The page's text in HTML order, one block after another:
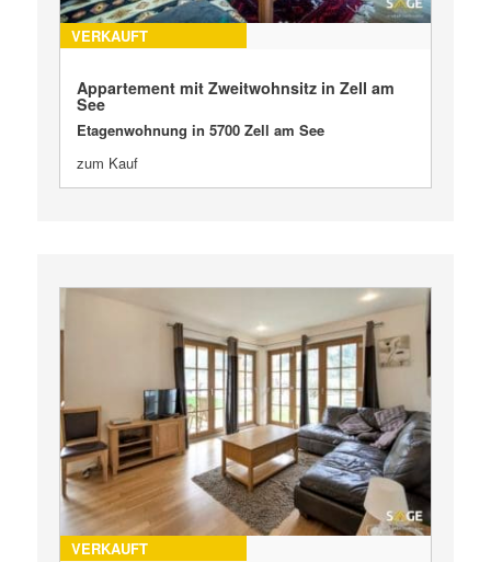
VERKAUFT
Appartement mit Zweitwohnsitz in Zell am
See
Etagenwohnung in 5700 Zell am See
zum Kauf
VERKAUFT